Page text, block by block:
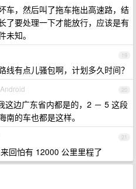
车，然后叫了拖车拖出高速路，结
了要处理一下才能放行，应该是有
知。
19
线有点儿骚包啊，计划多久时间？
20
这边广东省内都是的，2 － 5 这段
南的车也都是这样。
21
回怕有 12000 公里里程了